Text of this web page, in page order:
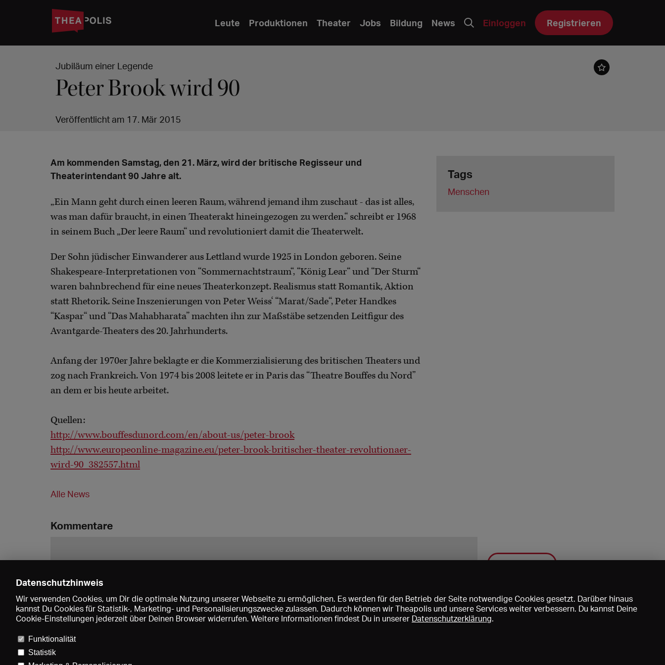
Leute Produktionen Theater Jobs Bildung News Einloggen Registrieren
Jubiläum einer Legende
Peter Brook wird 90
Veröffentlicht am 17. Mär 2015
Am kommenden Samstag, den 21. März, wird der britische Regisseur und
Theaterintendant 90 Jahre alt.
„Ein Mann geht durch einen leeren Raum, während jemand ihm zuschaut - das ist alles,
was man dafür braucht, in einen Theaterakt hineingezogen zu werden.“ schreibt er 1968
in seinem Buch „Der leere Raum“ und revolutioniert damit die Theaterwelt.
Der Sohn jüdischer Einwanderer aus Lettland wurde 1925 in London geboren. Seine
Shakespeare-Interpretationen von “Sommernachtstraum“, “König Lear“ und “Der Sturm“
waren bahnbrechend für eine neues Theaterkonzept. Realismus statt Romantik, Aktion
statt Rhetorik. Seine Inszenierungen von Peter Weiss‘ “Marat/Sade“, Peter Handkes
“Kaspar“ und “Das Mahabharata” machten ihn zur Maßstäbe setzenden Leitfigur des
Avantgarde-Theaters des 20. Jahrhunderts.
Anfang der 1970er Jahre beklagte er die Kommerzialisierung des britischen Theaters und
zog nach Frankreich. Von 1974 bis 2008 leitete er in Paris das “Theatre Bouffes du Nord”
an dem er bis heute arbeitet.
Quellen:
http://www.bouffesdunord.com/en/about-us/peter-brook
http://www.europeonline-magazine.eu/peter-brook-britischer-theater-revolutionaer-
wird-90_382557.html
Alle News
Tags
Menschen
Kommentare
Speichern
Datenschutzhinweis
Wir verwenden Cookies, um Dir die optimale Nutzung unserer Webseite zu ermöglichen. Es werden für den Betrieb der Seite notwendige Cookies gesetzt. Darüber hinaus
kannst Du Cookies für Statistik-, Marketing- und Personalisierungszwecke zulassen. Dadurch können wir Theapolis und unsere Services weiter verbessern. Du kannst Deine
Cookie-Einstellungen jederzeit über Deinen Browser widerrufen. Weitere Informationen findest Du in unserer Datenschutzerklärung.
Funktionalität
Statistik